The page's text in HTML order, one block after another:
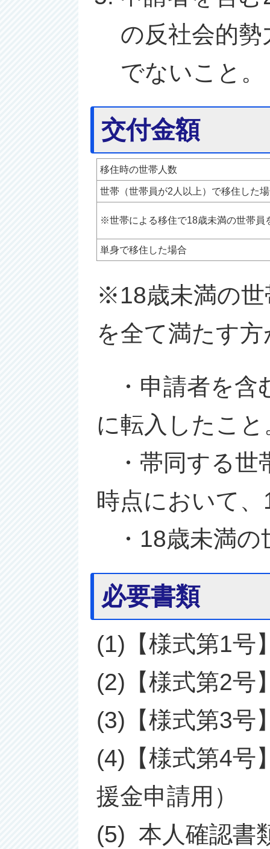
の反社会的
でないこと。
交付金額
移住時の世帯人数
世帯（世帯員が2人以上）で移住した
※世帯による移住で18歳未満の世帯員
単身で移住した場合
※18歳未満の世
を全て満たす
・申請者を含
に転入したこと
・帯同する世
時点において
・18歳未満の
必要書類
(1)【様式第1号
(2)【様式第2号
(3)【様式第3号
(4)【様式第4号
援金申請用）
(5) 本人確認書